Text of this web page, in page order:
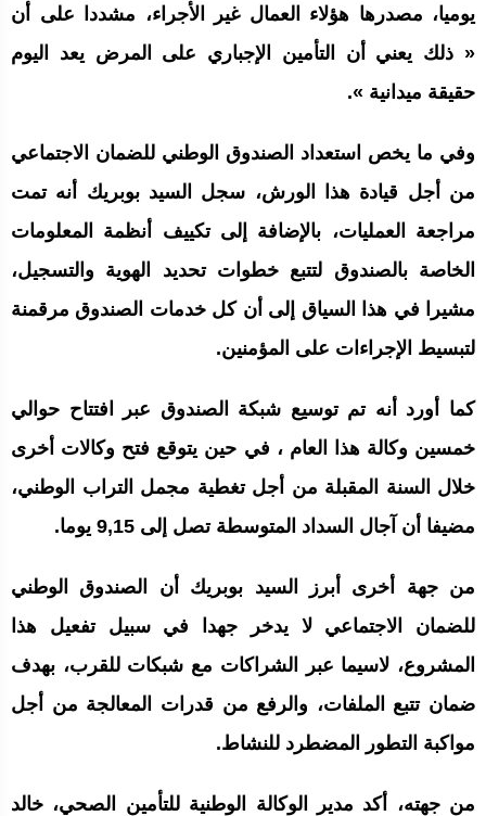
يوميا، مصدرها هؤلاء العمال غير الأجراء، مشددا على أن
« ذلك يعني أن التأمين الإجباري على المرض يعد اليوم
حقيقة ميدانية ».
وفي ما يخص استعداد الصندوق الوطني للضمان الاجتماعي
من أجل قيادة هذا الورش، سجل السيد بوبريك أنه تمت
مراجعة العمليات، بالإضافة إلى تكييف أنظمة المعلومات
الخاصة بالصندوق لتتبع خطوات تحديد الهوية والتسجيل،
مشيرا في هذا السياق إلى أن كل خدمات الصندوق مرقمنة
لتبسيط الإجراءات على المؤمنين.
كما أورد أنه تم توسيع شبكة الصندوق عبر افتتاح حوالي
خمسين وكالة هذا العام ، في حين يتوقع فتح وكالات أخرى
خلال السنة المقبلة من أجل تغطية مجمل التراب الوطني،
مضيفا أن آجال السداد المتوسطة تصل إلى 9,15 يوما.
من جهة أخرى أبرز السيد بوبريك أن الصندوق الوطني
للضمان الاجتماعي لا يدخر جهدا في سبيل تفعيل هذا
المشروع، لاسيما عبر الشراكات مع شبكات للقرب، بهدف
ضمان تتبع الملفات، والرفع من قدرات المعالجة من أجل
مواكبة التطور المضطرد للنشاط.
من جهته، أكد مدير الوكالة الوطنية للتأمين الصحي، خالد